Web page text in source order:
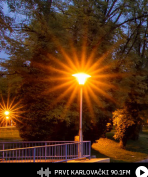
PRVI KARLOVAČKI 90.1FM